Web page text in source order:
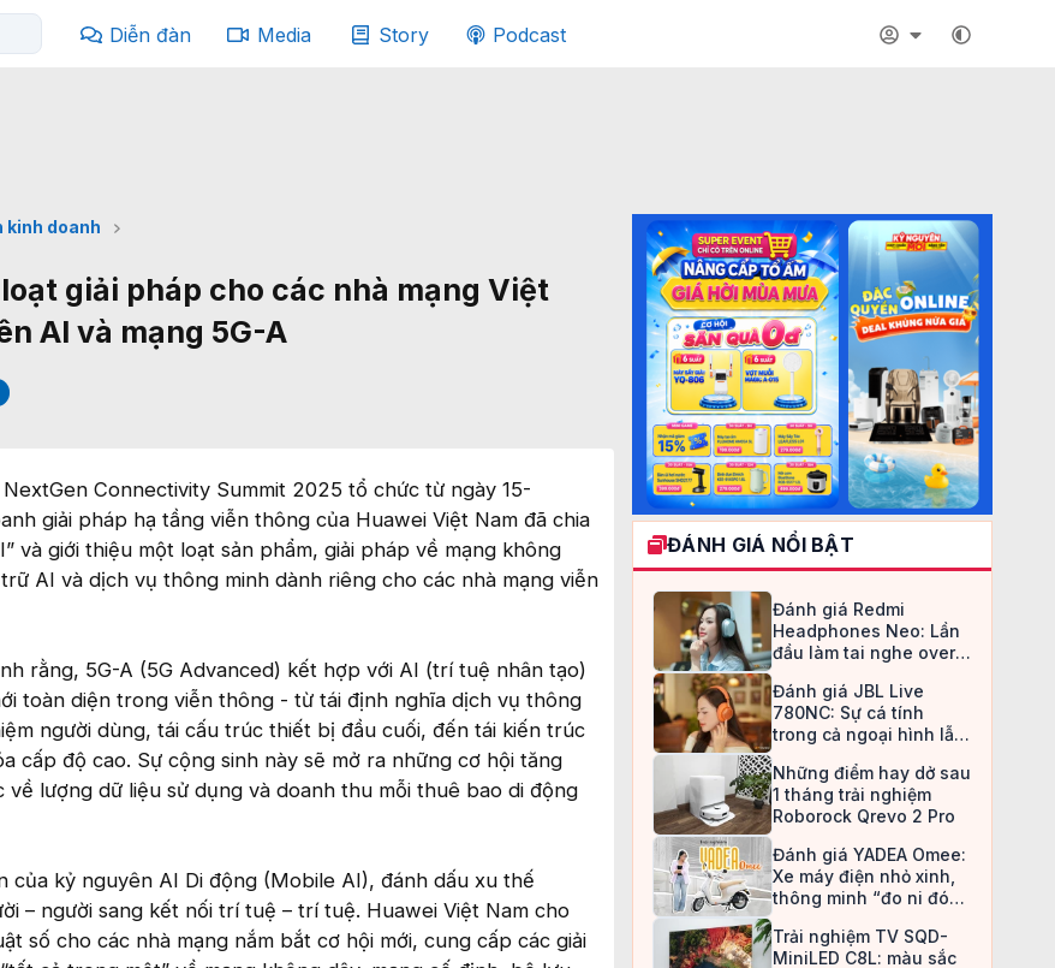
Diễn đàn Media Story Podcast
kinh doanh
giải pháp cho các nhà mạng Việt
AI và mạng 5G-A
Connectivity Summit 2025 tổ chức từ ngày 15-
giải pháp hạ tầng viễn thông của Huawei Việt Nam đã chia
và giới thiệu một loạt sản phẩm, giải pháp về mạng không
AI và dịch vụ thông minh dành riêng cho các nhà mạng viễn
rằng, 5G-A (5G Advanced) kết hợp với AI (trí tuệ nhân tạo)
toàn diện trong viễn thông - từ tái định nghĩa dịch vụ thông
người dùng, tái cấu trúc thiết bị đầu cuối, đến tái kiến trúc
cấp độ cao. Sự cộng sinh này sẽ mở ra những cơ hội tăng
lượng dữ liệu sử dụng và doanh thu mỗi thuê bao di động
của kỷ nguyên AI Di động (Mobile AI), đánh dấu xu thế
– người sang kết nối trí tuệ – trí tuệ. Huawei Việt Nam cho
số cho các nhà mạng nắm bắt cơ hội mới, cung cấp các giải
ĐÁNH GIÁ NỔI BẬT
Đánh giá Redmi
Headphones Neo: Lần
đầu làm tai nghe over-
an toàn
Đánh giá JBL Live
780NC: Sự cá tính
trong cả ngoại hình lẫn
Những điểm hay dở sau
1 tháng trải nghiệm
Roborock Qrevo 2 Pro
Đánh giá YADEA Omee:
Xe máy điện nhỏ xinh,
thông minh “đo ni đóng
Trải nghiệm TV SQD-
MiniLED C8L: màu sắc